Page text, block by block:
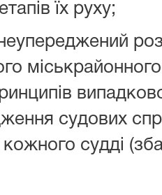
їх руху;
судових
судді